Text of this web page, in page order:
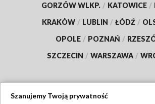
GORZÓW WLKP. / KATOWICE /
KRAKÓW / LUBLIN / ŁÓDŹ /
OPOLE / POZNAŃ /
SZCZECIN / WARSZAWA /
Szanujemy Twoją prywatność